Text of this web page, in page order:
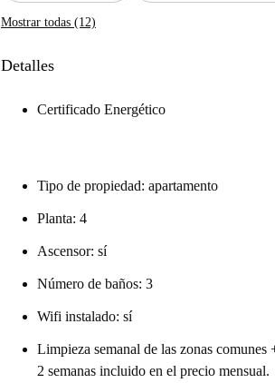
Mostrar todas (12)
Detalles
Certificado Energético
Tipo de propiedad: apartamento
Planta: 4
Ascensor: sí
Número de baños: 3
Wifi instalado: sí
Limpieza semanal de las zonas comunes
2 semanas incluido en el precio mensual.